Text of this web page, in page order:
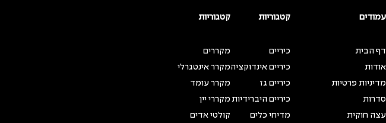
עמודים
דף הבית
אודות
מדיניות פרטיות
סדרות
עצה חוקית
קטגוריות
כיריים
כיריים אינדוקציה
כיריים גז
כיריים היברידיות
מדיחי כלים
קטגוריות
מקררים
מקרר אינטגרלי
מקרר עומד
מקררי יין
קולטי אדים